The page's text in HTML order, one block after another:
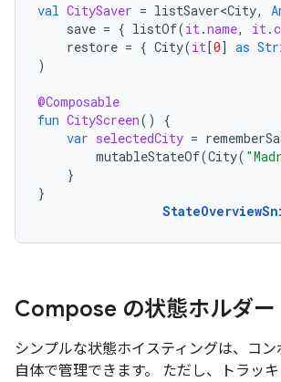
val CitySaver = listSaver<City,
save = { listOf(it .name, it .
restore = { City(it[0] as
)
@Composable
fun CityScreen()
{
var selectedCity =
mutableStateOf(City(
}
}
Compose の状態ホルダー
シンプルな状態ホイスティングは、コ
自体で管理できます。 ただし、トラッ